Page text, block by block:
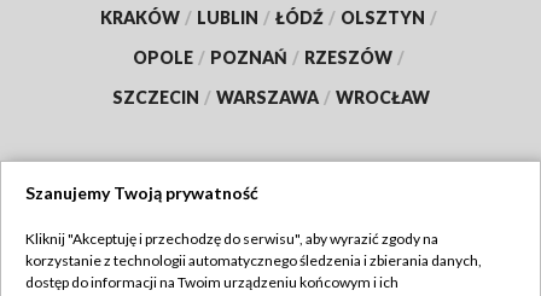
KRAKÓW / LUBLIN / ŁÓDŹ / OLSZTYN /
OPOLE / POZNAŃ / RZESZÓW /
SZCZECIN / WARSZAWA / WROCŁAW
TVP
Szanujemy Twoją prywatność
Kliknij "Akceptuję i przechodzę do serwisu", aby wyrazić zgody na
korzystanie z technologii automatycznego śledzenia i zbierania danych,
dostęp do informacji na Twoim urządzeniu końcowym i ich